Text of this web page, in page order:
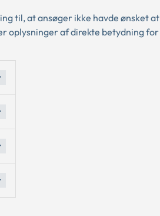
til, at ansøger ikke havde ønsket
oplysninger af direkte betydning for